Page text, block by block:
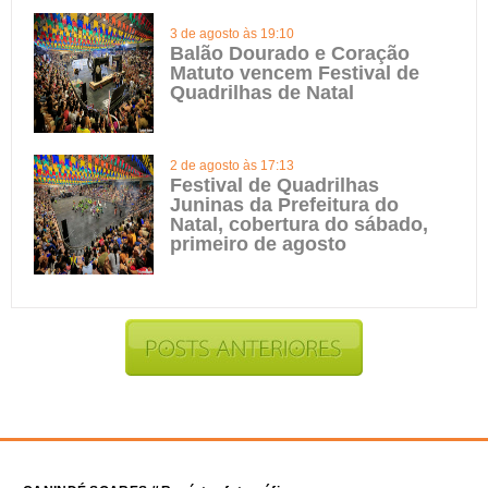
3 de agosto às 19:10
Balão Dourado e Coração
Matuto vencem Festival de
Quadrilhas de Natal
2 de agosto às 17:13
Festival de Quadrilhas
Juninas da Prefeitura do
Natal, cobertura do sábado,
primeiro de agosto